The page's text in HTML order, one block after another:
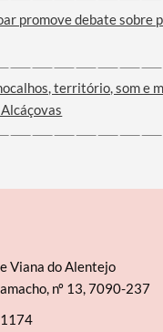
promove debate sobre
território, som e
Viana do Alentejo
nº 13, 7090-237